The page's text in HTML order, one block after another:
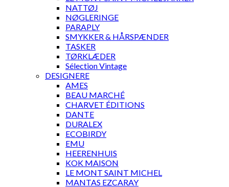
NATTØJ
NØGLERINGE
PARAPLY
SMYKKER & HÅRSPÆNDER
TASKER
TØRKLÆDER
Sélection Vintage
DESIGNERE
AMES
BEAU MARCHÉ
CHARVET ÉDITIONS
DANTE
DURALEX
ECOBIRDY
EMU
HEERENHUIS
KOK MAISON
LE MONT SAINT MICHEL
MANTAS EZCARAY